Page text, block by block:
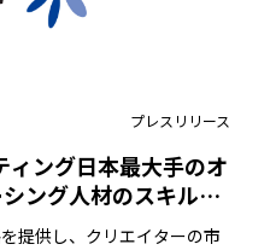
プレスリリース
ィング日本最大手のオ
ング人材のスキルア
ティブコンペを開催
提供し、クリエイターの市